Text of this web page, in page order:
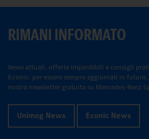
RIMANI INFORMATO
News attuali, offerte imperdibili e consigli
Econic: per essere sempre aggiornati in
nostra newsletter gratuita su Mercedes-Benz
Unimog News Econic News